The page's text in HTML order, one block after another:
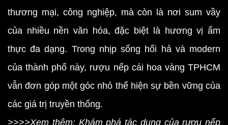
thương mại, công nghiệp, mà còn là nơi sum vầy
của nhiều nền văn hóa, đặc biệt là hương vị ẩm
thực đa dạng. Trong nhịp sống hối hả và modern
của thành phố này, rượu nếp cái hoa vàng TPHCM
vẫn đơn góp một góc nhỏ thể hiện sự bền vững của
các giá trị truyền thống.
>>>>Xem thêm: Khám phá tác dụng của rượu nếp